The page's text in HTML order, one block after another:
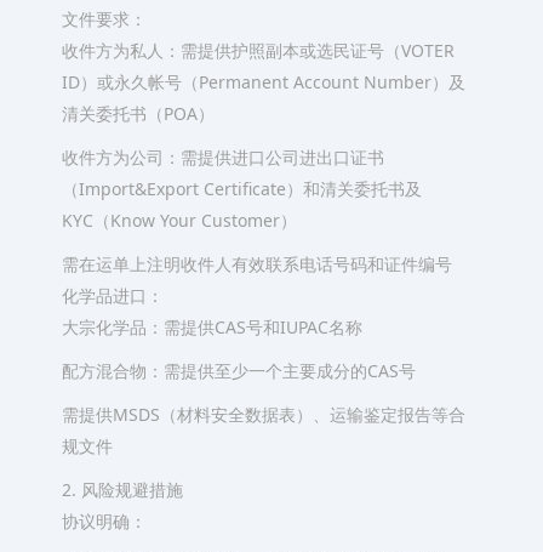
文件要求：
收件方为私人：需提供护照副本或选民证号（VOTER
ID）或永久帐号（Permanent Account Number）及
清关委托书（POA）
收件方为公司：需提供进口公司进出口证书
（Import&Export Certificate）和清关委托书及
KYC（Know Your Customer）
需在运单上注明收件人有效联系电话号码和证件编号
化学品进口：
大宗化学品：需提供CAS号和IUPAC名称
配方混合物：需提供至少一个主要成分的CAS号
需提供MSDS（材料安全数据表）、运输鉴定报告等合
规文件
2. 风险规避措施
协议明确：